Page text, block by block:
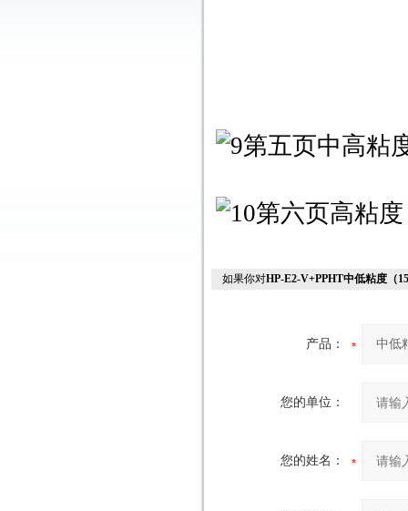
如果你对HP-E2-V+PPHT中低粘度（
产品：
您的单位：
您的姓名：